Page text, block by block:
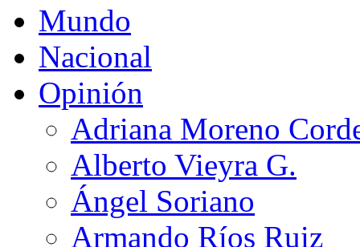
Mundo
Nacional
Opinión
Adriana Moreno
Alberto Vieyra G.
Ángel Soriano
Armando Ríos Ruiz